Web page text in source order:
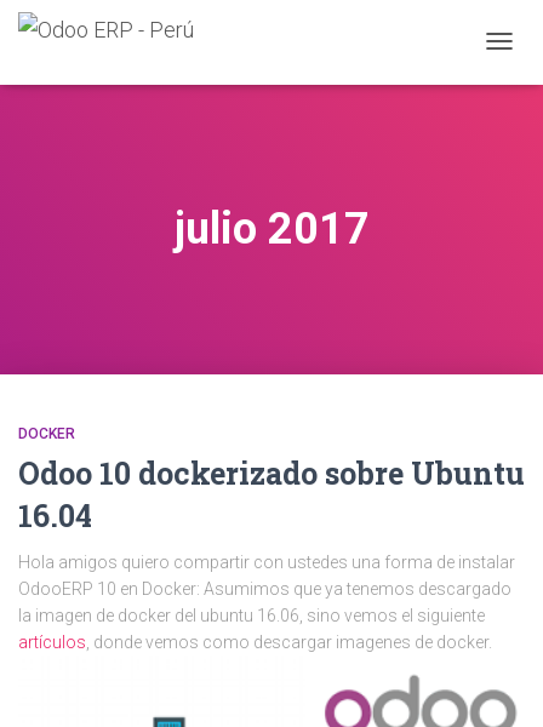
MODO
julio 2017
DOCKER
Odoo 10 dockerizado sobre Ubuntu
16.04
Hola amigos quiero compartir con ustedes una forma de instalar
OdooERP 10 en Docker: Asumimos que ya tenemos descargado
la imagen de docker del ubuntu 16.06, sino vemos el siguiente
artículos , donde vemos como descargar imagenes de docker.